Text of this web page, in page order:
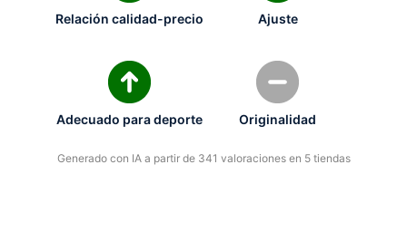
Relación calidad-precio Ajuste
Adecuado para deporte Originalidad
Generado con IA a partir de 341 valoraciones en 5 tiendas